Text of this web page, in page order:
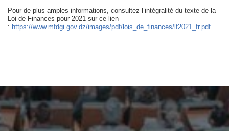
Pour de plus amples informations, consultez l’intégralité du texte de la
Loi de Finances pour 2021 sur ce lien
: https://www.mfdgi.gov.dz/images/pdf/lois_de_finances/lf2021_fr.pdf